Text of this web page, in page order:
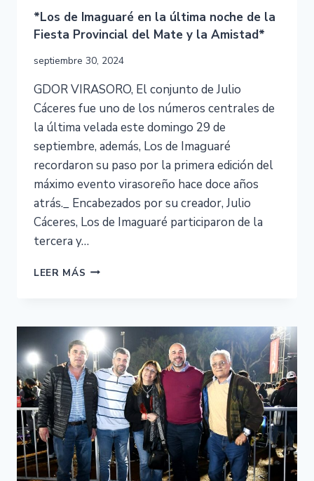
*Los de Imaguaré en la última noche de la
Fiesta Provincial del Mate y la Amistad*
septiembre 30, 2024
GDOR VIRASORO, El conjunto de Julio
Cáceres fue uno de los números centrales de
la última velada este domingo 29 de
septiembre, además, Los de Imaguaré
recordaron su paso por la primera edición del
máximo evento virasoreño hace doce años
atrás._ Encabezados por su creador, Julio
Cáceres, Los de Imaguaré participaron de la
tercera y…
LEER MÁS